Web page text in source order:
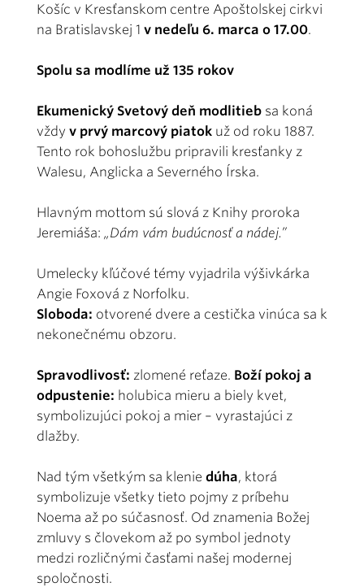
Košíc v Kresťanskom centre Apoštolskej cirkvi
na Bratislavskej 1 v nedeľu 6. marca o 17.00.
Spolu sa modlíme už 135 rokov
Ekumenický Svetový deň modlitieb sa koná
vždy v prvý marcový piatok už od roku 1887.
Tento rok bohoslužbu pripravili kresťanky z
Walesu, Anglicka a Severného Írska.
Hlavným mottom sú slová z Knihy proroka
Jeremiáša: „Dám vám budúcnosť a nádej.”
Umelecky kľúčové témy vyjadrila výšivkárka
Angie Foxová z Norfolku.
Sloboda: otvorené dvere a cestička vinúca sa k
nekonečnému obzoru.
Spravodlivosť: zlomené reťaze. Boží pokoj a
odpustenie: holubica mieru a biely kvet,
symbolizujúci pokoj a mier – vyrastajúci z
dlažby.
Nad tým všetkým sa klenie dúha, ktorá
symbolizuje všetky tieto pojmy z príbehu
Noema až po súčasnosť. Od znamenia Božej
zmluvy s človekom až po symbol jednoty
medzi rozličnými časťami našej modernej
spoločnosti.